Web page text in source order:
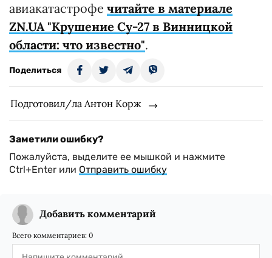
авиакатастрофе читайте в материале
ZN.UA "Крушение Су-27 в Винницкой
области: что известно".
Поделиться
Подготовил/ла Антон Корж
Заметили ошибку?
Пожалуйста, выделите ее мышкой и нажмите
Ctrl+Enter или Отправить ошибку
Добавить комментарий
Всего комментариев: 0